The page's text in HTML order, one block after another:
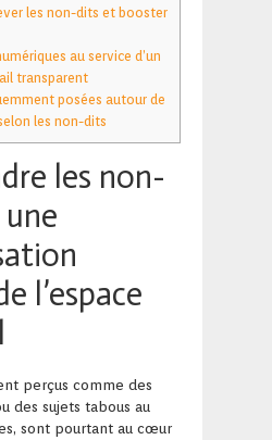
les non-dits et booster
au service d’un
transparent
posées autour de
les non-dits
les non-
l’espace
perçus comme des
des sujets tabous au
sont pourtant au cœur